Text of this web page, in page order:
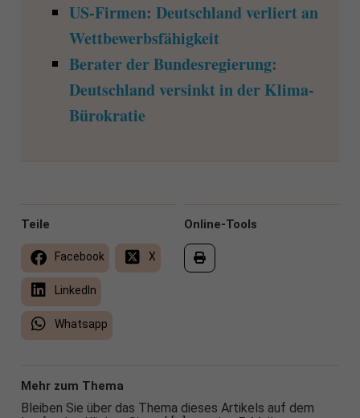
US-Firmen: Deutschland verliert an
Wettbewerbsfähigkeit
Berater der Bundesregierung:
Deutschland versinkt in der Klima-
Bürokratie
Online-Tools
Teile
Facebook X
LinkedIn
Whatsapp
Mehr zum Thema
Bleiben Sie über das Thema dieses Artikels auf dem